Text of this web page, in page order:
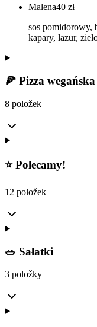
Malena40 zł
sos pomidorowy,
kapary, lazur,
🍕 Pizza wegańska
8 položek
⭐️ Polecamy!
12 položek
🥗 Sałatki
3 položky